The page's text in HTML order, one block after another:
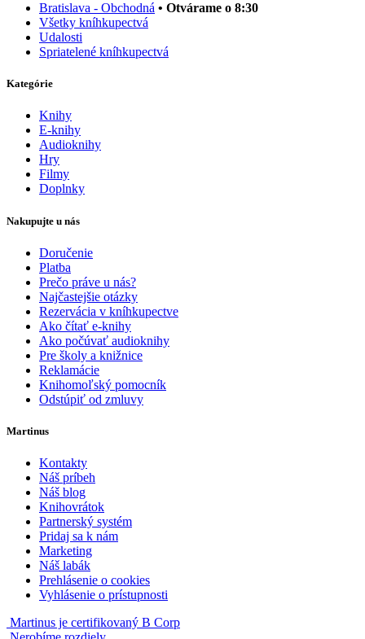
Bratislava - Obchodná • Otvárame o 8:30
Všetky kníhkupectvá
Udalosti
Spriatelené kníhkupectvá
Kategórie
Knihy
E-knihy
Audioknihy
Hry
Filmy
Doplnky
Nakupujte u nás
Doručenie
Platba
Prečo práve u nás?
Najčastejšie otázky
Rezervácia v kníhkupectve
Ako čítať e-knihy
Ako počúvať audioknihy
Pre školy a knižnice
Reklamácie
Knihomoľský pomocník
Odstúpiť od zmluvy
Martinus
Kontakty
Náš príbeh
Náš blog
Knihovrátok
Partnerský systém
Pridaj sa k nám
Marketing
Náš labák
Prehlásenie o cookies
Vyhlásenie o prístupnosti
Martinus je certifikovaný B Corp